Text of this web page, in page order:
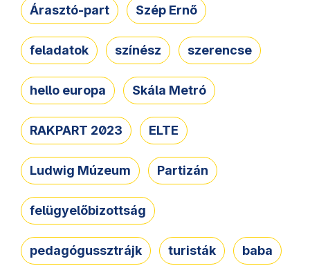
Árasztó-part Szép Ernő
feladatok színész szerencse
hello europa Skála Metró
RAKPART 2023 ELTE
Ludwig Múzeum Partizán
felügyelőbizottság
pedagógussztrájk turisták baba